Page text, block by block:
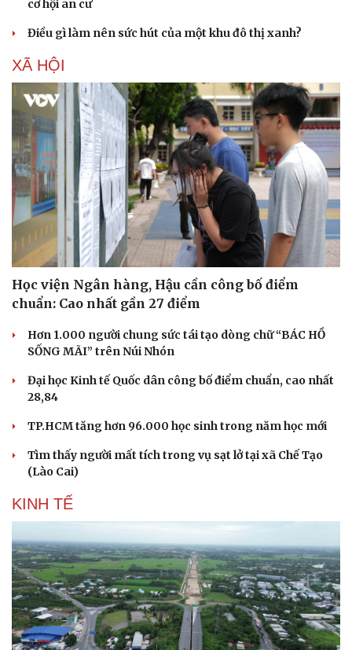
cơ hội an cư
Điều gì làm nên sức hút của một khu đô thị xanh?
XÃ HỘI
Học viện Ngân hàng, Hậu cần công bố điểm
chuẩn: Cao nhất gần 27 điểm
Hơn 1.000 người chung sức tái tạo dòng chữ “BÁC HỒ
SỐNG MÃI” trên Núi Nhón
Đại học Kinh tế Quốc dân công bố điểm chuẩn, cao nhất
28,84
TP.HCM tăng hơn 96.000 học sinh trong năm học mới
Tìm thấy người mất tích trong vụ sạt lở tại xã Chế Tạo
(Lào Cai)
KINH TẾ